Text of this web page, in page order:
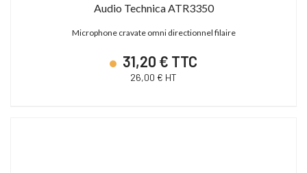
Audio Technica ATR3350
Microphone cravate omni directionnel filaire
31,20 € TTC
26,00 € HT